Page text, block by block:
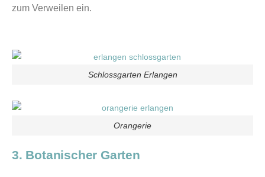
zum Verweilen ein.
Schlossgarten Erlangen
Orangerie
3. Botanischer Garten